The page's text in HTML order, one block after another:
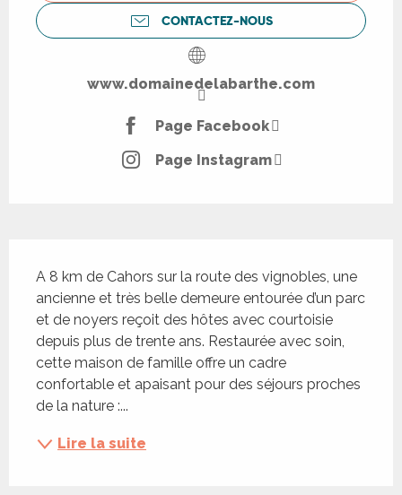
CONTACTEZ-NOUS
www.domainedelabarthe.com
Page Facebook
Page Instagram
A 8 km de Cahors sur la route des vignobles, une
ancienne et très belle demeure entourée d’un parc
et de noyers reçoit des hôtes avec courtoisie
depuis plus de trente ans. Restaurée avec soin,
cette maison de famille offre un cadre
confortable et apaisant pour des séjours proches
de la nature :...
Lire la suite